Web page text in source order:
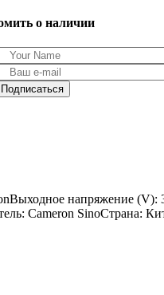
о наличии
напряжение
Cameron SinoСтрана: